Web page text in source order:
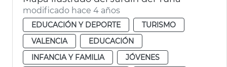
modificado hace 4 años
EDUCACIÓN Y DEPORTE
TURISMO
VALENCIA
EDUCACIÓN
INFANCIA Y FAMILIA
JÓVENES